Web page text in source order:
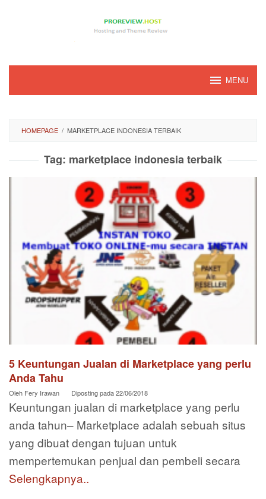
MENU
HOMEPAGE / MARKETPLACE INDONESIA TERBAIK
Tag: marketplace indonesia terbaik
5 Keuntungan Jualan di Marketplace yang perlu
Anda Tahu
Oleh Fery Irawan Diposting pada22/06/2018
Keuntungan jualan di marketplace yang perlu
anda tahun– Marketplace adalah sebuah situs
yang dibuat dengan tujuan untuk
mempertemukan penjual dan pembeli secara
Selengkapnya..